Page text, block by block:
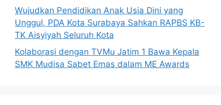
Wujudkan Pendidikan Anak Usia Dini yang
Unggul, PDA Kota Surabaya Sahkan RAPBS KB-
TK Aisyiyah Seluruh Kota
Kolaborasi dengan TVMu Jatim 1 Bawa Kepala
SMK Mudisa Sabet Emas dalam ME Awards